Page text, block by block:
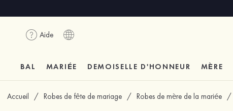
Aide
BAL MARIÉE DEMOISELLE D'HONNEUR MÈRE
Accueil / Robes de fête de mariage / Robes de mère de la mariée /